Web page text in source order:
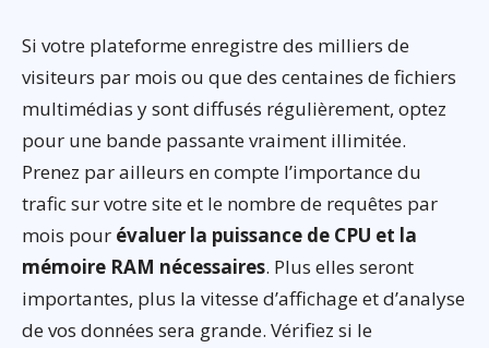
Si votre plateforme enregistre des milliers de
visiteurs par mois ou que des centaines de fichiers
multimédias y sont diffusés régulièrement, optez
pour une bande passante vraiment illimitée.
Prenez par ailleurs en compte l’importance du
trafic sur votre site et le nombre de requêtes par
mois pour évaluer la puissance de CPU et la
mémoire RAM nécessaires. Plus elles seront
importantes, plus la vitesse d’affichage et d’analyse
de vos données sera grande. Vérifiez si le